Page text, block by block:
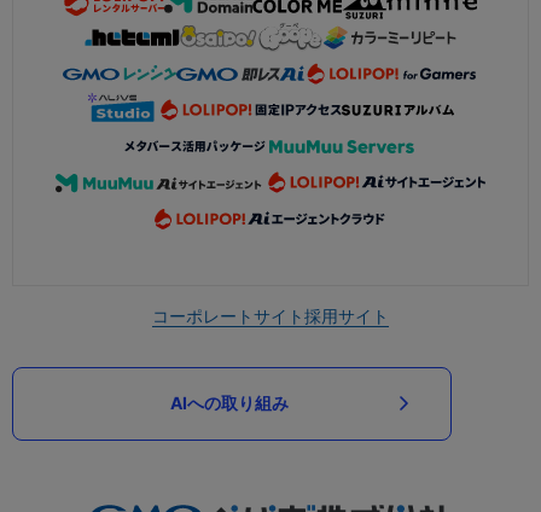
コーポレートサイト採用サイト
AIへの取り組み